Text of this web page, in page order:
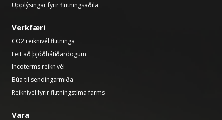
Upplýsingar fyrir flutningsaðila
Verkfæri
CO2 reiknivél flutninga
Leit að þjóðhátíðardögum
Incoterms reiknivél
Búa til sendingarmiða
Reiknivél fyrir flutningstíma farms
Vara